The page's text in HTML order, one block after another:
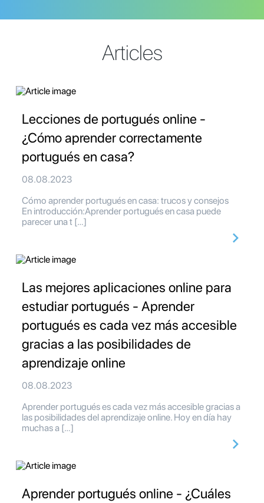
Articles
Lecciones de portugués online -
¿Cómo aprender correctamente
portugués en casa?
08.08.2023
Cómo aprender portugués en casa: trucos y consejos
En introducción:Aprender portugués en casa puede
parecer una t […]
Las mejores aplicaciones online para
estudiar portugués - Aprender
portugués es cada vez más accesible
gracias a las posibilidades de
aprendizaje online
08.08.2023
Aprender portugués es cada vez más accesible gracias a
las posibilidades del aprendizaje online. Hoy en día hay
muchas a […]
Aprender portugués online - ¿Cuáles